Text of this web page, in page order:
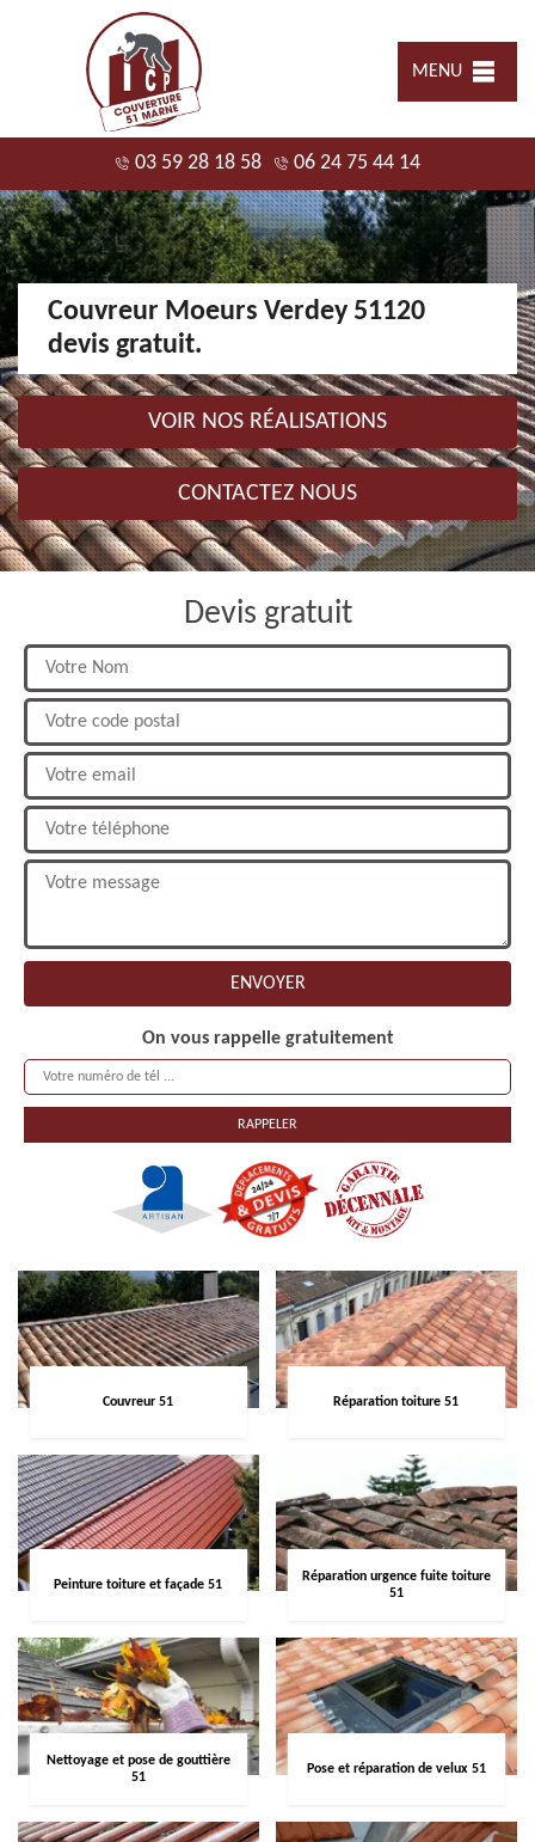
MENU
03 59 28 18 58 06 24 75 44 14
Couvreur Moeurs Verdey 51120
devis gratuit.
VOIR NOS RÉALISATIONS
CONTACTEZ NOUS
Devis gratuit
On vous rappelle gratuitement
Couvreur 51 Réparation toiture 51
Peinture toiture et façade 51
Réparation urgence fuite toiture
51
Nettoyage et pose de gouttière
51
Pose et réparation de velux 51